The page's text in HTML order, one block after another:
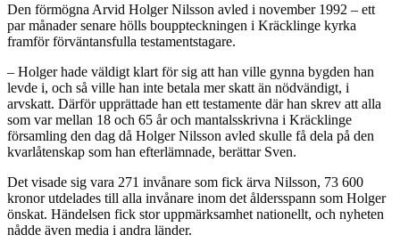
Den förmögna Arvid Holger Nilsson avled i november 1992 – ett
par månader senare hölls bouppteckningen i Kräcklinge kyrka
framför förväntansfulla testamentstagare.
– Holger hade väldigt klart för sig att han ville gynna bygden han
levde i, och så ville han inte betala mer skatt än nödvändigt, i
arvskatt. Därför upprättade han ett testamente där han skrev att alla
som var mellan 18 och 65 år och mantalsskrivna i Kräcklinge
församling den dag då Holger Nilsson avled skulle få dela på den
kvarlåtenskap som han efterlämnade, berättar Sven.
Det visade sig vara 271 invånare som fick ärva Nilsson, 73 600
kronor utdelades till alla invånare inom det åldersspann som Holger
önskat. Händelsen fick stor uppmärksamhet nationellt, och nyheten
nådde även media i andra länder.